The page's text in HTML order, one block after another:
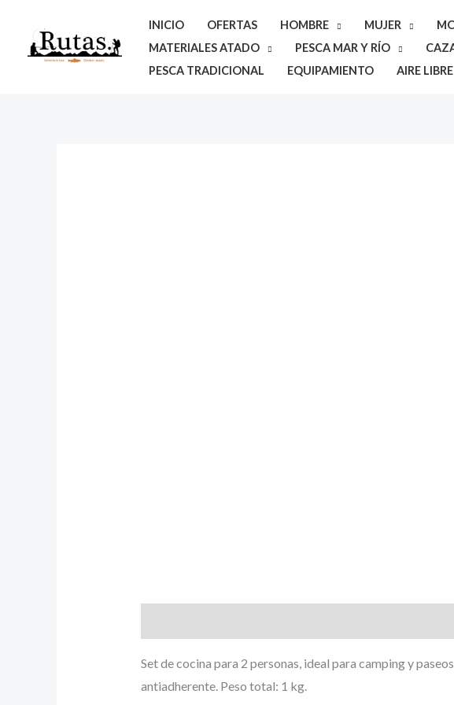
contenido
INICIO OFERTAS HOMBRE MUJER
MATERIALES ATADO
PESCA MAR Y RÍO
PESCA TRADICIONAL
EQUIPAMIENTO AIRE LIBRE
Set de cocina para 2 personas, ideal para camping y
antiadherente. Peso total: 1 kg.